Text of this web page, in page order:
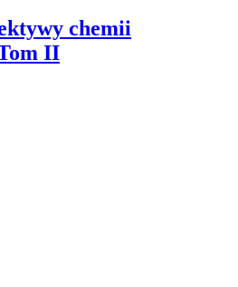
chemii
II